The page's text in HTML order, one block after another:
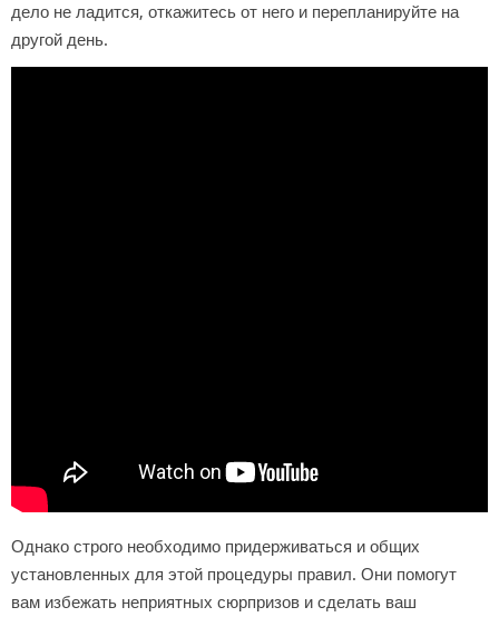
дело не ладится, откажитесь от него и перепланируйте на
другой день.
Однако строго необходимо придерживаться и общих
установленных для этой процедуры правил. Они помогут
вам избежать неприятных сюрпризов и сделать ваш